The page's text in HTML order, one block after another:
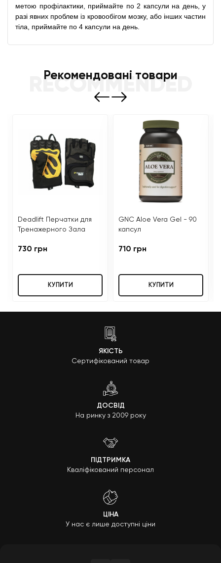
метою профілактики, приймайте по 2 капсули на день, у
разі явних проблем із кровообігом мозку, або інших частин
тіла, приймайте по 4 капсули на день.
RECOMMENDED
Рекомендовані товари
Deadlift Перчатки для
Тренажерного Зала
730 грн
КУПИТИ
GNC Aloe Vera Gel - 90
капсул
710 грн
КУПИТИ
ЯКІСТЬ
Сертифікований товар
ДОСВІД
На ринку з 2009 року
ПІДТРИМКА
Кваліфікований персонал
ЦІНА
У нас є лише доступні ціни